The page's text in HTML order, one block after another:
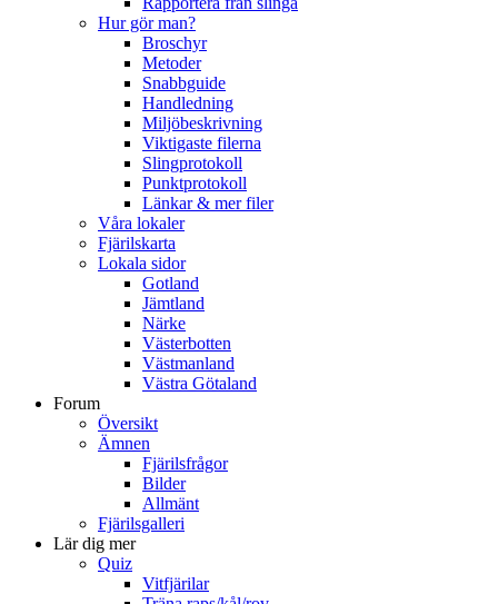
Hur gör man?
Broschyr
Metoder
Snabbguide
Handledning
Miljöbeskrivning
Viktigaste filerna
Slingprotokoll
Punktprotokoll
Länkar & mer filer
Våra lokaler
Fjärilskarta
Lokala sidor
Gotland
Jämtland
Närke
Västerbotten
Västmanland
Västra Götaland
Forum
Översikt
Ämnen
Fjärilsfrågor
Bilder
Allmänt
Fjärilsgalleri
Lär dig mer
Quiz
Vitfjärilar